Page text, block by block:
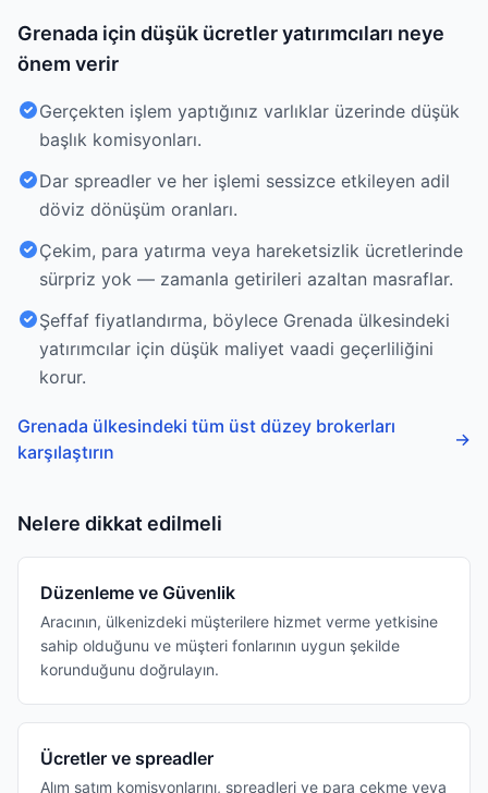
Grenada için düşük ücretler yatırımcıları neye
önem verir
Gerçekten işlem yaptığınız varlıklar üzerinde düşük
başlık komisyonları.
Dar spreadler ve her işlemi sessizce etkileyen adil
döviz dönüşüm oranları.
Çekim, para yatırma veya hareketsizlik ücretlerinde
sürpriz yok — zamanla getirileri azaltan masraflar.
Şeffaf fiyatlandırma, böylece Grenada ülkesindeki
yatırımcılar için düşük maliyet vaadi geçerliliğini
korur.
Grenada ülkesindeki tüm üst düzey brokerları
karşılaştırın
→
Nelere dikkat edilmeli
Düzenleme ve Güvenlik
Aracının, ülkenizdeki müşterilere hizmet verme yetkisine
sahip olduğunu ve müşteri fonlarının uygun şekilde
korunduğunu doğrulayın.
Ücretler ve spreadler
Alım satım komisyonlarını, spreadleri ve para çekme veya